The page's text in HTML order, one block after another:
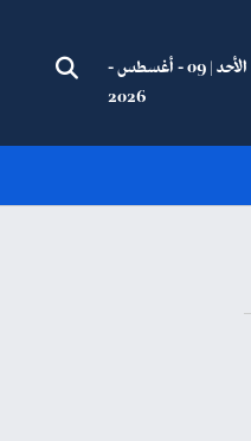
الأحد | 09 - أغسطس -
2026